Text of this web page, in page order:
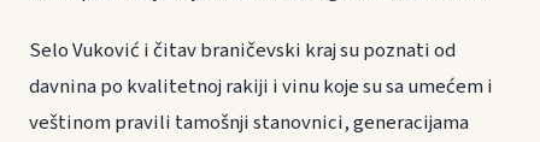
Selo Vuković i čitav braničevski kraj su poznati od
davnina po kvalitetnoj rakiji i vinu koje su sa umećem i
veštinom pravili tamošnji stanovnici, generacijama